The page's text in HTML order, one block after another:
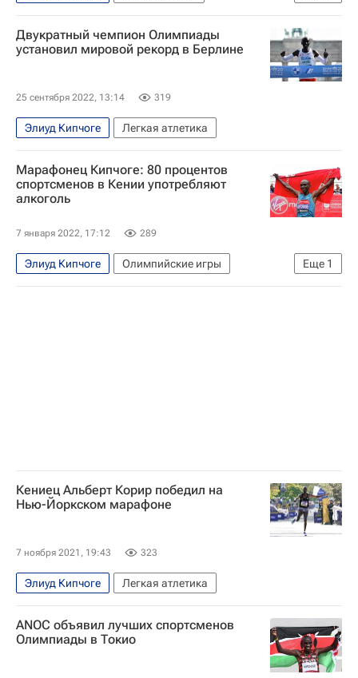
Легкая атлетика
Двукратный чемпион Олимпиады
установил мировой рекорд в Берлине
25 сентября 2022, 13:14 319
Элиуд Кипчоге Легкая атлетика
Марафонец Кипчоге: 80 процентов
спортсменов в Кении употребляют
алкоголь
7 января 2022, 17:12 289
Еще 1
Элиуд Кипчоге
Олимпийские игры
Вокруг спорта
Кениец Альберт Корир победил на
Нью-Йоркском марафоне
7 ноября 2021, 19:43 323
Элиуд Кипчоге Легкая атлетика
ANOC объявил лучших спортсменов
Олимпиады в Токио